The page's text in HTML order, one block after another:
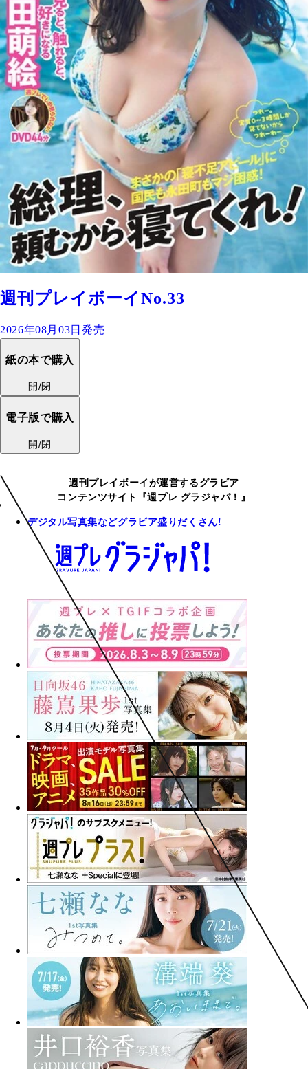
週刊プレイボーイNo.33
2026年08月03日発売
紙の本で購入
開/閉
電子版で購入
開/閉
週刊プレイボーイが運営するグラビア
コンテンツサイト『週プレ グラジャパ！』
デジタル写真集などグラビア盛りだくさん!